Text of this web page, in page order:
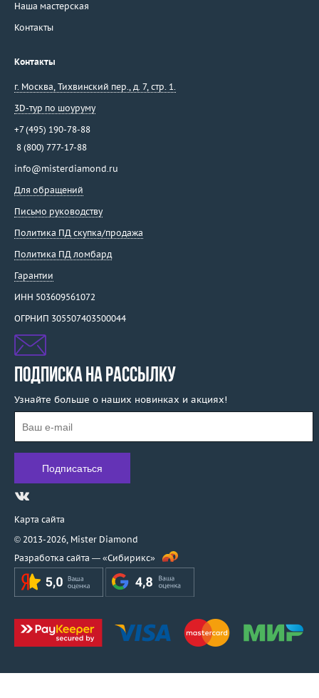
Наша мастерская
Контакты
Контакты
г. Москва, Тихвинский пер., д. 7, стр. 1.
3D-тур по шоуруму
+7 (495) 190-78-88
8 (800) 777-17-88
info@misterdiamond.ru
Для обращений
Письмо руководству
Политика ПД скупка/продажа
Политика ПД ломбард
Гарантии
ИНН 503609561072
ОГРНИП 305507403500044
ПОДПИСКА НА РАССЫЛКУ
Узнайте больше о наших новинках и акциях!
Карта сайта
© 2013-2026, Mister Diamond
Разработка сайта — «Сибирикс»